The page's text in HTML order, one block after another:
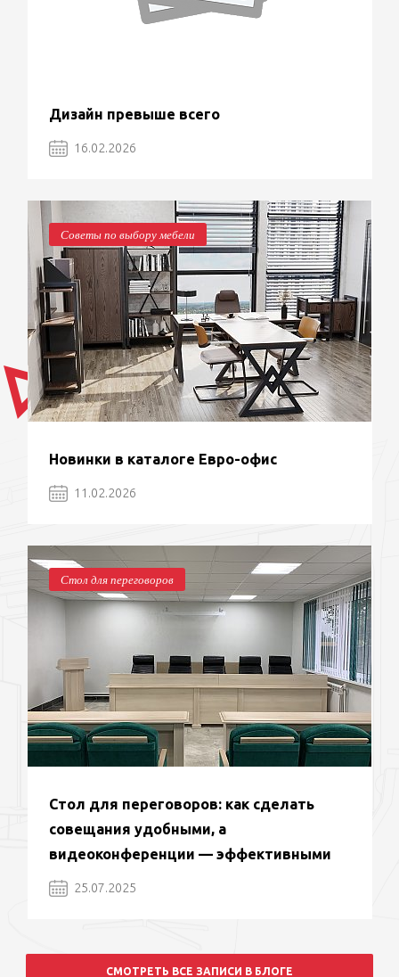
Дизайн превыше всего
16.02.2026
Советы по выбору мебели
Новинки в каталоге Евро-офис
11.02.2026
Стол для переговоров
Стол для переговоров: как сделать
совещания удобными, а
видеоконференции — эффективными
25.07.2025
СМОТРЕТЬ ВСЕ ЗАПИСИ В БЛОГЕ